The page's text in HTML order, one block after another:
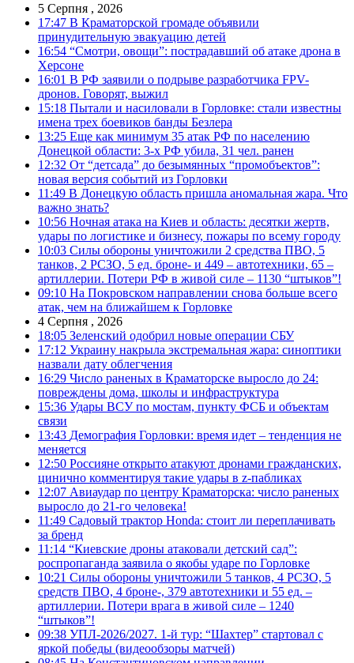
5 Серпня , 2026
17:47 В Краматорской громаде объявили
принудительную эвакуацию детей
16:54 “Смотри, овощи”: пострадавший об атаке дрона в
Херсоне
16:01 В РФ заявили о подрыве разработчика FPV-
дронов. Говорят, выжил
15:18 Пытали и насиловали в Горловке: стали известны
имена трех боевиков банды Безлера
13:25 Еще как минимум 35 атак РФ по населению
Донецкой области: 3-х РФ убила, 31 чел. ранен
12:32 От “детсада” до безымянных “промобъектов”:
новая версия событий из Горловки
11:49 В Донецкую область пришла аномальная жара. Что
важно знать?
10:56 Ночная атака на Киев и область: десятки жертв,
удары по логистике и бизнесу, пожары по всему городу
10:03 Силы обороны уничтожили 2 средства ПВО, 5
танков, 2 РСЗО, 5 ед. броне- и 449 – автотехники, 65 –
артиллерии. Потери РФ в живой силе – 1130 “штыков”!
09:10 На Покровском направлении снова больше всего
атак, чем на ближайшем к Горловке
4 Серпня , 2026
18:05 Зеленский одобрил новые операции СБУ
17:12 Украину накрыла экстремальная жара: синоптики
назвали дату облегчения
16:29 Число раненых в Краматорске выросло до 24:
повреждены дома, школы и инфраструктура
15:36 Удары ВСУ по мостам, пункту ФСБ и объектам
связи
13:43 Демография Горловки: время идет – тенденция не
меняется
12:50 Россияне открыто атакуют дронами гражданских,
цинично комментируя такие удары в z-пабликах
12:07 Авиаудар по центру Краматорска: число раненых
выросло до 21-го человека!
11:49 Садовый трактор Honda: стоит ли переплачивать
за бренд
11:14 “Киевские дроны атаковали детский сад”:
роспропаганда заявила о якобы ударе по Горловке
10:21 Силы обороны уничтожили 5 танков, 4 РСЗО, 5
средств ПВО, 4 броне-, 379 автотехники и 55 ед. –
артиллерии. Потери врага в живой силе – 1240
“штыков”!
09:38 УПЛ-2026/2027. 1-й тур: “Шахтер” стартовал с
яркой победы (видеообзоры матчей)